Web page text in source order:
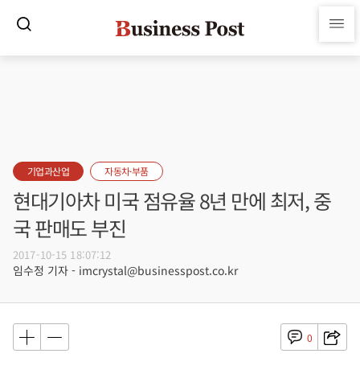
기업과산업 자동차·부품
현대기아차 미국 점유율 8년 만에 최저, 중
국 판매도 부진
2017-10-15 18:07:12
임수정 기자 - imcrystal@businesspost.co.kr
0